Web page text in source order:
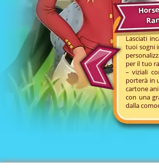
Lasciati
tuoi sogni
per il tuo
– viziali
porterà in
cartone
con una
dalla